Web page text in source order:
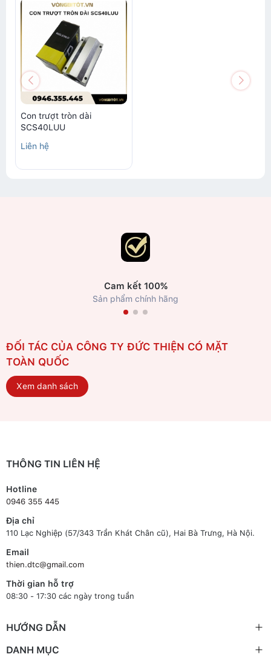
Con trượt tròn dài
SCS40LUU
Liên hệ
Cam kết 100%
Sản phẩm chính hãng
ĐỐI TÁC CỦA CÔNG TY ĐỨC THIỆN CÓ MẶT
TOÀN QUỐC
Xem danh sách
THÔNG TIN LIÊN HỆ
Hotline
0946 355 445
Địa chỉ
110 Lạc Nghiệp (57/343 Trần Khát Chân cũ), Hai Bà Trưng, Hà Nội.
Email
thien.dtc@gmail.com
Thời gian hỗ trợ
08:30 - 17:30 các ngày trong tuần
HƯỚNG DẪN
DANH MỤC